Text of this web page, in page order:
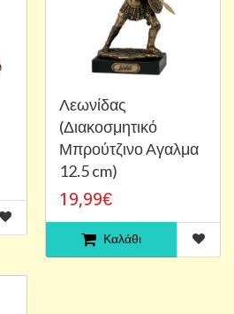
Λεωνίδας
(Διακοσμητικό
Μπρούτζινο Αγαλμα
12.5 cm)
19,99€
Καλάθι